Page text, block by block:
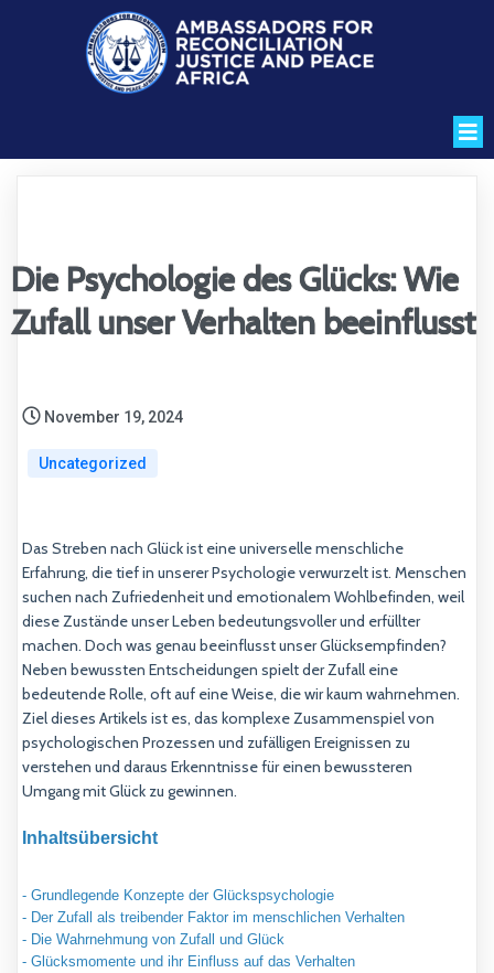
Die Psychologie des Glücks: Wie
Zufall unser Verhalten beeinflusst
November 19, 2024
Uncategorized
Das Streben nach Glück ist eine universelle menschliche
Erfahrung, die tief in unserer Psychologie verwurzelt ist. Menschen
suchen nach Zufriedenheit und emotionalem Wohlbefinden, weil
diese Zustände unser Leben bedeutungsvoller und erfüllter
machen. Doch was genau beeinflusst unser Glücksempfinden?
Neben bewussten Entscheidungen spielt der Zufall eine
bedeutende Rolle, oft auf eine Weise, die wir kaum wahrnehmen.
Ziel dieses Artikels ist es, das komplexe Zusammenspiel von
psychologischen Prozessen und zufälligen Ereignissen zu
verstehen und daraus Erkenntnisse für einen bewussteren
Umgang mit Glück zu gewinnen.
Inhaltsübersicht
- Grundlegende Konzepte der Glückspsychologie
- Der Zufall als treibender Faktor im menschlichen Verhalten
- Die Wahrnehmung von Zufall und Glück
- Glücksmomente und ihr Einfluss auf das Verhalten